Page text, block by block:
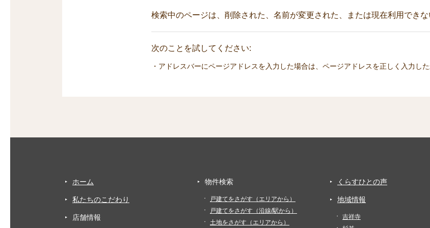
検索中のページは、削除された、名前が変更された、または現在利用できな
次のことを試してください:
・アドレスバーにページアドレスを入力した場合は、ページアドレスを正しく入力し
ホーム
私たちのこだわり
店舗情報
物件検索
戸建てをさがす（エリアから）
戸建てをさがす（沿線/駅から）
土地をさがす（エリアから）
くらすひとの声
地域情報
吉祥寺